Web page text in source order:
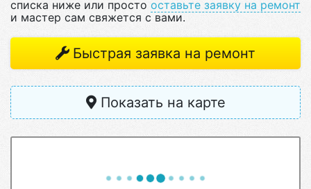
списка ниже или просто оставьте заявку на ремонт
и мастер сам свяжется с вами.
Быстрая заявка на ремонт
Показать на карте